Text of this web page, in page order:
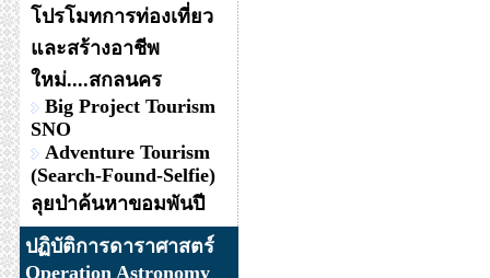
โปรโมทการท่องเที่ยว
และสร้างอาชีพ
ใหม่....สกลนคร
Big Project Tourism
SNO
Adventure Tourism
(Search-Found-Selfie)
ลุยป่าค้นหาขอมพันปี
ปฏิบัติการดาราศาสตร์
Operation Astronomy